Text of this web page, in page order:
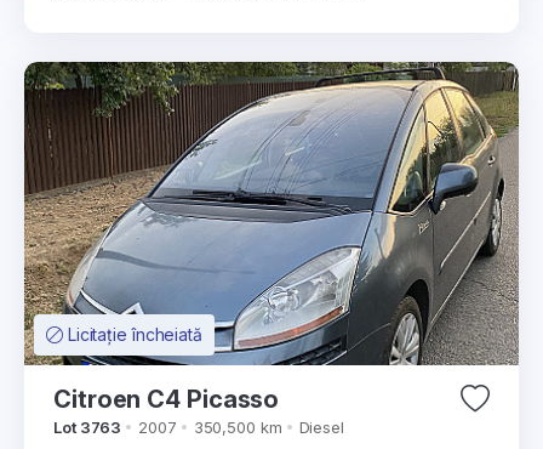
Licitație încheiată
Citroen C4 Picasso
Lot 3763 2007 350,500 km Diesel